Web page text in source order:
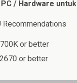
/ Hardware untuk
Recommendations
or better
or better